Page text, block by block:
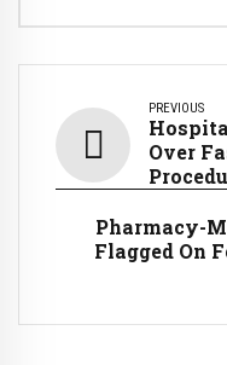
PREVIOUS
Over
Pharmacy-
Flagged On